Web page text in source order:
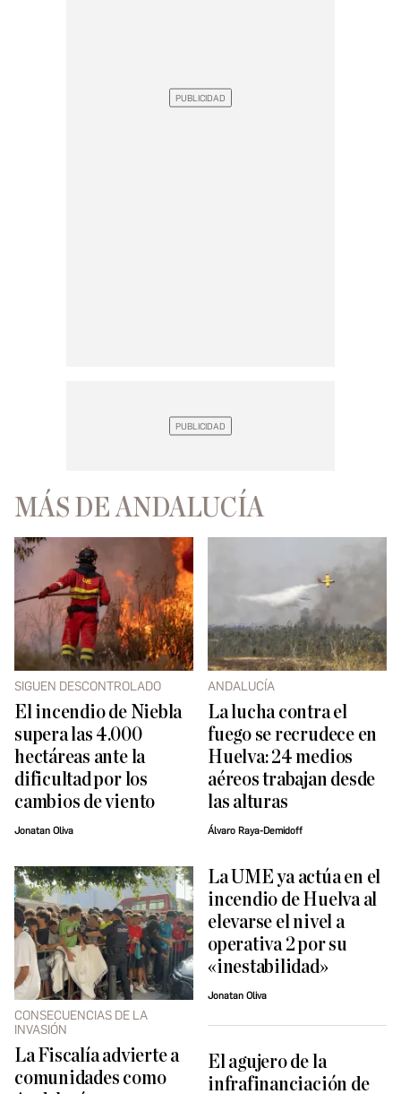
MÁS DE ANDALUCÍA
SIGUEN DESCONTROLADO
El incendio de Niebla
supera las 4.000
hectáreas ante la
dificultad por los
cambios de viento
Jonatan Oliva
ANDALUCÍA
La lucha contra el
fuego se recrudece en
Huelva: 24 medios
aéreos trabajan desde
las alturas
Álvaro Raya-Demidoff
CONSECUENCIAS DE LA
INVASIÓN
La Fiscalía advierte a
comunidades como
La UME ya actúa en el
incendio de Huelva al
elevarse el nivel a
operativa 2 por su
«inestabilidad»
Jonatan Oliva
El agujero de la
infrafinanciación de